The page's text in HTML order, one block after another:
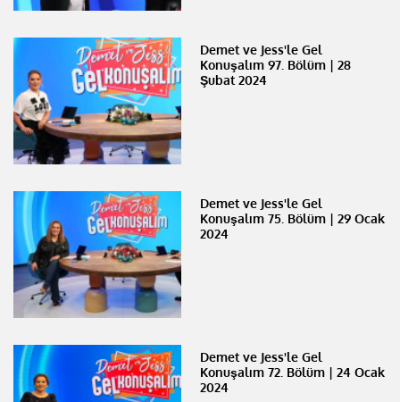
Demet ve Jess'le Gel
Konuşalım 97. Bölüm | 28
Şubat 2024
Demet ve Jess'le Gel
Konuşalım 75. Bölüm | 29 Ocak
2024
Demet ve Jess'le Gel
Konuşalım 72. Bölüm | 24 Ocak
2024